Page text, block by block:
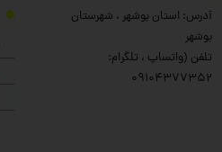
آدرس: استان بوشهر ، شهرستان
بوشهر
تلفن (واتساپ ، تلگرام:
۰9104377352